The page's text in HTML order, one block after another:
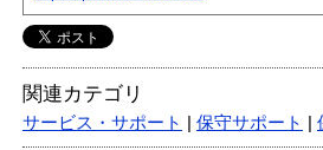
関連カテゴリ
サービス・サポート 保守サポート